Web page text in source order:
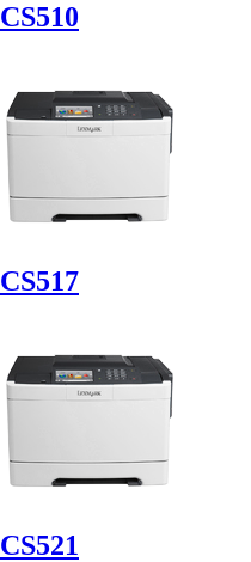
CS510
CS517
CS521